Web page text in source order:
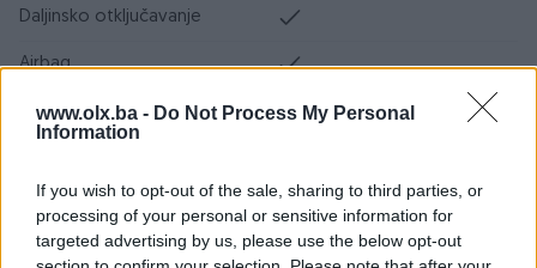
www.olx.ba - Do Not Process My Personal
Information
If you wish to opt-out of the sale, sharing to third parties, or
processing of your personal or sensitive information for
targeted advertising by us, please use the below opt-out
Daljinsko otključavanje
Airbag
ABS
DPF/FAP filter
Servo volan